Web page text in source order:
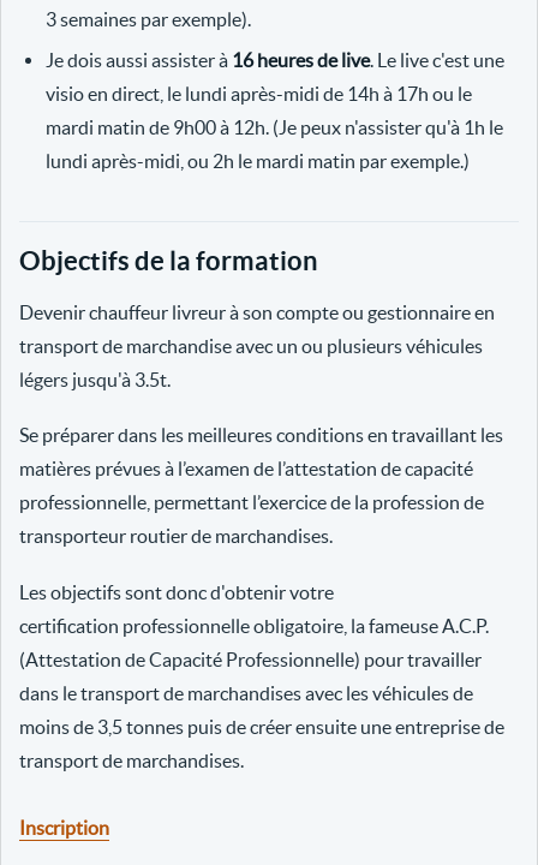
3 semaines par exemple).
Je dois aussi assister à 16 heures de live. Le live c'est une
visio en direct, le lundi après-midi de 14h à 17h ou le
mardi matin de 9h00 à 12h. (Je peux n'assister qu'à 1h le
lundi après-midi, ou 2h le mardi matin par exemple.)
Objectifs de la formation
Devenir chauffeur livreur à son compte ou gestionnaire en
transport de marchandise avec un ou plusieurs véhicules
légers jusqu'à 3.5t.
Se préparer dans les meilleures conditions en travaillant les
matières prévues à l’examen de l’attestation de capacité
professionnelle, permettant l’exercice de la profession de
transporteur routier de marchandises.
Les objectifs sont donc d'obtenir votre
certification professionnelle obligatoire, la fameuse A.C.P.
(Attestation de Capacité Professionnelle) pour travailler
dans le transport de marchandises avec les véhicules de
moins de 3,5 tonnes puis de créer ensuite une entreprise de
transport de marchandises.
Inscription